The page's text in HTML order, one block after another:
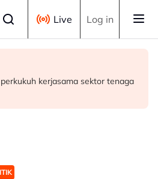
Live Log in
berbanding dolar AS menjelang
buruh AS
undi Melayu - Razlan
kerjasama sektor tenaga